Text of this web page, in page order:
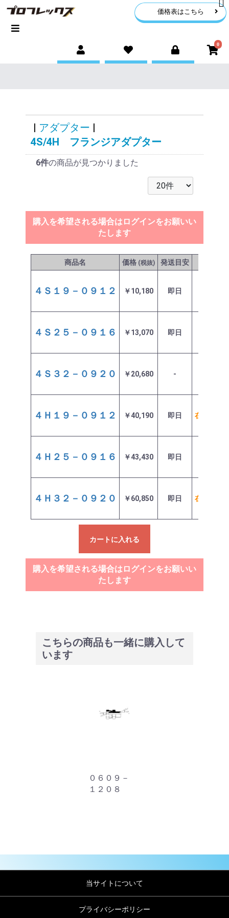
価格表はこちら
0
| アダプター |
4S/4H フランジアダプター
6件の商品が見つかりました
購入を希望される場合はログインをお願いい
たします
商品名 価格 (税抜) 発送目安
４Ｓ１９－０９１２ ￥10,180 即日
４Ｓ２５－０９１６ ￥13,070 即日
４Ｓ３２－０９２０ ￥20,680 -
４Ｈ１９－０９１２ ￥40,190 即日 在庫わず
４Ｈ２５－０９１６ ￥43,430 即日
４Ｈ３２－０９２０ ￥60,850 即日 在庫わず
カートに入れる
購入を希望される場合はログインをお願いい
たします
こちらの商品も一緒に購入して
います
０６０９－
１２０８
当サイトについて
プライバシーポリシー